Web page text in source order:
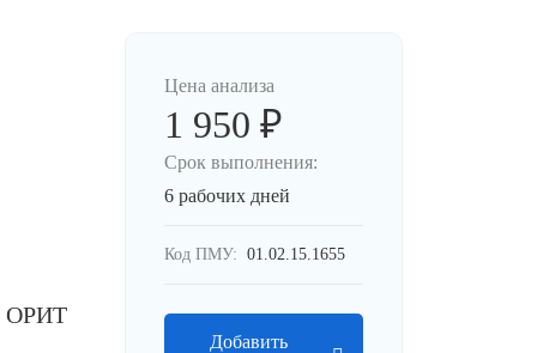
Цена анализа
1 950 ₽
Срок выполнения:
6 рабочих дней
Код ПМУ: 01.02.15.1655
Добавить
ОРИТ